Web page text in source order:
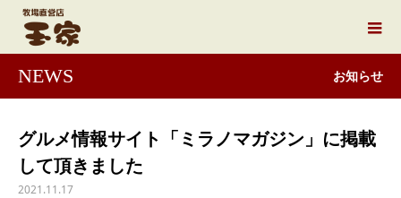
NEWS お知らせ
グルメ情報サイト「ミラノマガジン」に掲載
して頂きました
2021.11.17